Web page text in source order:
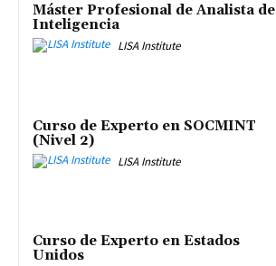
Máster Profesional de Analista de
Inteligencia
LISA Institute
Curso de Experto en SOCMINT
(Nivel 2)
LISA Institute
Curso de Experto en Estados
Unidos